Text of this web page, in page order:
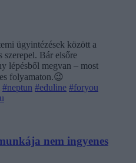
ügyintézések között a
Bár elsőre
lépésből megvan – most
folyamaton.😉
#neptun #eduline #foryou
nem ingyenes